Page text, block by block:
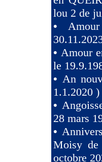
lou 2 de
•
• Amour
le
• An
1.1.2020 )
•
28 mars
•
Moisy de
octobre